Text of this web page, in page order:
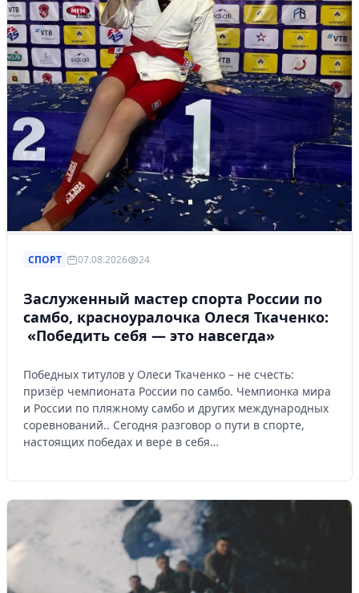
СПОРТ 07.08.2026 24
Заслуженный мастер спорта России по
самбо, красноуралочка Олеся Ткаченко:
«Победить себя — это навсегда»
Победных титулов у Олеси Ткаченко – не счесть:
призёр чемпионата России по самбо. Чемпионка мира
и России по пляжному самбо и других международных
соревнований.. Сегодня разговор о пути в спорте,
настоящих победах и вере в себя…